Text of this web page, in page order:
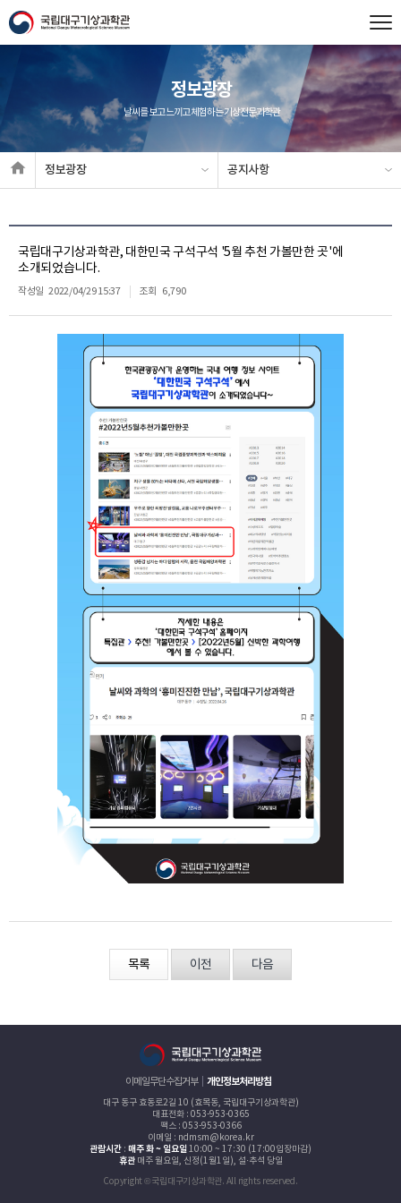
정보광장
날씨를 보고 느끼고 체험하는 기상전문과학관
정보광장 공지사항
국립대구기상과학관, 대한민국 구석구석 '5월 추천 가볼만한 곳'에
소개되었습니다.
작성일 2022/04/29 15:37 조회 6,790
목록 이전 다음
이메일무단수집거부 개인정보처리방침
대구 동구 효동로2길 10 (효목동, 국립대구기상과학관)
대표전화 : 053-953-0365
팩스 : 053-953-0366
이메일 : ndmsm@korea.kr
관람시간 : 매주 화 ~ 일요일 10:00 ~ 17:30 (17:00입장마감)
휴관매주 월요일, 신정(1월1일), 설·추석 당일
Copyright © 국립대구기상과학관. All rights reserved.